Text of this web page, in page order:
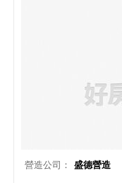
營造公司： 盛德營造